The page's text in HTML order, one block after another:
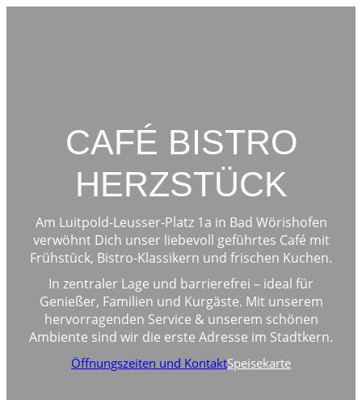
CAFÉ BISTRO
HERZSTÜCK
Am Luitpold-Leusser-Platz 1a in Bad Wörishofen
verwöhnt Dich unser liebevoll geführtes Café mit
Frühstück, Bistro-Klassikern und frischen Kuchen.
In zentraler Lage und barrierefrei – ideal für
Genießer, Familien und Kurgäste. Mit unserem
hervorragenden Service & unserem schönen
Ambiente sind wir die erste Adresse im Stadtkern.
Öffnungszeiten und KontaktSpeisekarte